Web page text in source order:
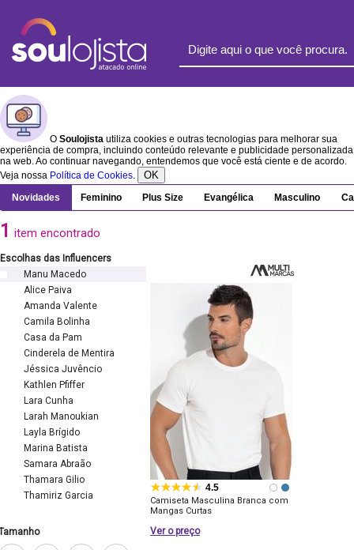
O Soulojista utiliza cookies e outras tecnologias para melhorar sua
experiência de compra, incluindo conteúdo relevante e publicidade personalizada
na web. Ao continuar navegando, entendemos que você está ciente e de acordo.
Veja nossa Política de Cookies. OK
Novidades Feminino Plus Size Evangélica Masculino
1 item encontrado
Escolhas das Influencers
Manu Macedo
Alice Paiva
Amanda Valente
Camila Bolinha
Casa da Pam
Cinderela de Mentira
Jéssica Juvêncio
Kathlen Pfiffer
Lara Cunha
Larah Manoukian
Layla Brígido
Marina Batista
Samara Abraão
Thamara Gilio
Thamiriz Garcia
4.5
Camiseta Masculina Branca com
Mangas Curtas
Ver o preço